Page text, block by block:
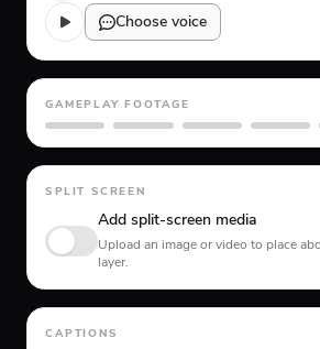
Choose voice
GAMEPLAY FOOTAGE
GTA 5 Minecraft Planet CoasterRoblox
SPLIT SCREEN
Add split-screen media
Upload an image or video to place
layer.
CAPTIONS